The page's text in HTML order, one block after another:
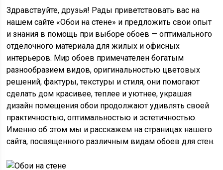
Здравствуйте, друзья! Рады приветствовать вас на
нашем сайте «Обои на стене» и предложить свои опыт
и знания в помощь при выборе обоев — оптимального
отделочного материала для жилых и офисных
интерьеров. Мир обоев примечателен богатым
разнообразием видов, оригинальностью цветовых
решений, фактуры, текстуры и стиля, они помогают
сделать дом красивее, теплее и уютнее, украшая
дизайн помещения обои продолжают удивлять своей
практичностью, оптимальностью и эстетичностью.
Именно об этом мы и расскажем на страницах нашего
сайта, посвященного различным видам обоев для стен.